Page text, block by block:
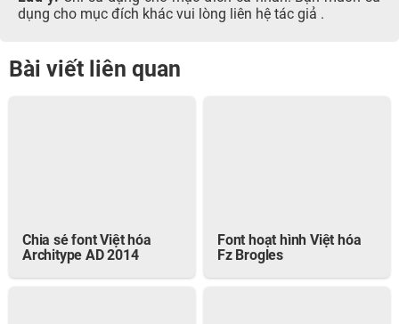
dụng cho mục đích khác vui lòng liên hệ tác giả .
Bài viết liên quan
Chia sẻ font Việt hóa
Architype AD 2014
Font hoạt hình Việt hóa
Fz Brogles